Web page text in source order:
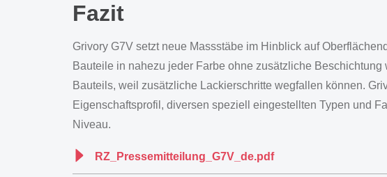
Fazit
Grivory G7V setzt neue Massstäbe im Hinblick auf
Bauteile in nahezu jeder Farbe ohne zusätzliche
Bauteils, weil zusätzliche Lackierschritte wegfallen können.
Eigenschaftsprofil, diversen speziell eingestellten Typen und
Niveau.
RZ_Pressemitteilung_G7V_de.pdf